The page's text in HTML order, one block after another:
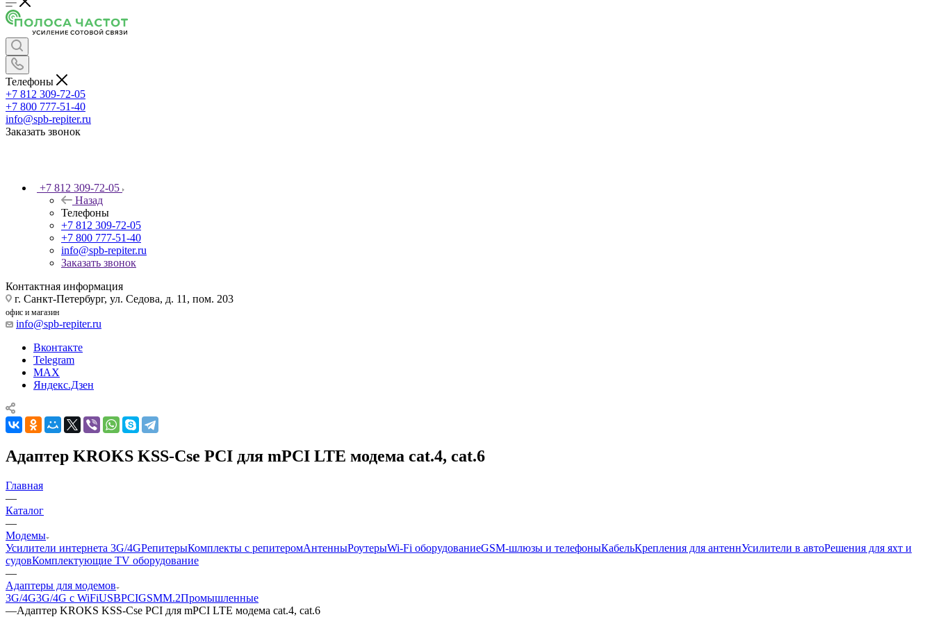
Телефоны
+7 812 309-72-05
+7 800 777-51-40
info@spb-repiter.ru
Заказать звонок
+7 812 309-72-05
Назад
Телефоны
+7 812 309-72-05
+7 800 777-51-40
info@spb-repiter.ru
Заказать звонок
Контактная информация
г. Санкт-Петербург, ул. Седова, д. 11, пом. 203
офис и магазин
info@spb-repiter.ru
Вконтакте
Telegram
MAX
Яндекс.Дзен
Адаптер KROKS KSS-Cse PCI для mPCI LTE модема cat.4, cat.6
Главная
—
Каталог
—
Модемы
Усилители интернета 3G/4GРепитерыКомплекты с репитеромАнтенныРоутерыWi-Fi оборудованиеGSM-шлюзы и телефоныКабельКрепления для антеннУсилители в автоРешения для яхт и
судовКомплектующие TV оборудование
—
Адаптеры для модемов
3G/4G3G/4G с WiFiUSBPCIGSMM.2Промышленные
—Адаптер KROKS KSS-Cse PCI для mPCI LTE модема cat.4, cat.6